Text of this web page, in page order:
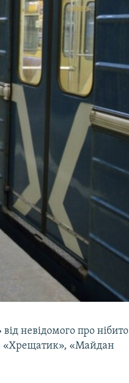
невідомого про нібито
«Хрещатик», «Майдан